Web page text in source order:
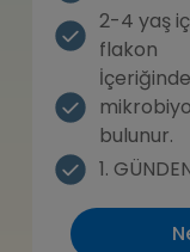
2-4 yaş
flakon
bulunur.
1.